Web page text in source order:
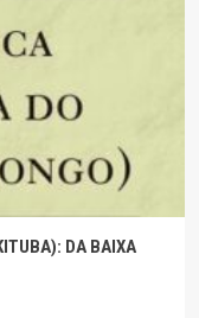
DA BAIXA